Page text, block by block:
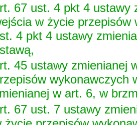
67 ust. 4 pkt 4 ustawy
w życie przepisów
4 pkt 4 ustawy
45 ustawy zmienianej
wykonawczych
w art. 6, w
67 ust. 7 ustawy